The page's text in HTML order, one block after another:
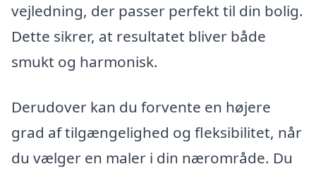
vejledning, der passer perfekt til din bolig.
Dette sikrer, at resultatet bliver både
smukt og harmonisk.
Derudover kan du forvente en højere
grad af tilgængelighed og fleksibilitet, når
du vælger en maler i din nærområde. Du